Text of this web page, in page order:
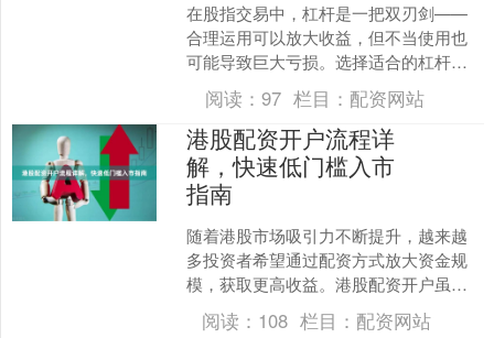
在股指交易中，杠杆是一把双刃剑——
合理运用可以放大收益，但不当使用也
可能导致巨大亏损。选择适合的杠杆比
例并掌握安全使用技巧，是每位交易者
必须掌握的基本功。本文将....
阅读： 97 栏目： 配资网站
港股配资开户流程详
解，快速低门槛入市
指南
随着港股市场吸引力不断提升，越来越
多投资者希望通过配资方式放大资金规
模，获取更高收益。港股配资开户虽然
听起来复杂炒股开户，但只要掌握正确
流程，完全可以实现快速低....
阅读： 108 栏目： 配资网站